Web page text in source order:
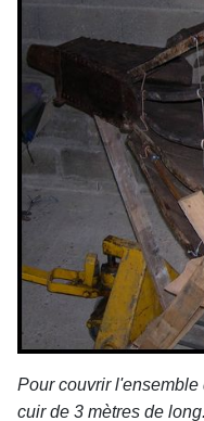
Pour couvrir
cuir de 3 mètres de